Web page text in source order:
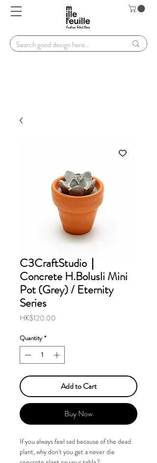
C3CraftStudio｜
Concrete H.Bolusli Mini
Pot (Grey) / Eternity
Series
HK$120.00
Quantity *
Add to Cart
Buy Now
If you always feel sad because of the dead
plant, why don't you get a never die